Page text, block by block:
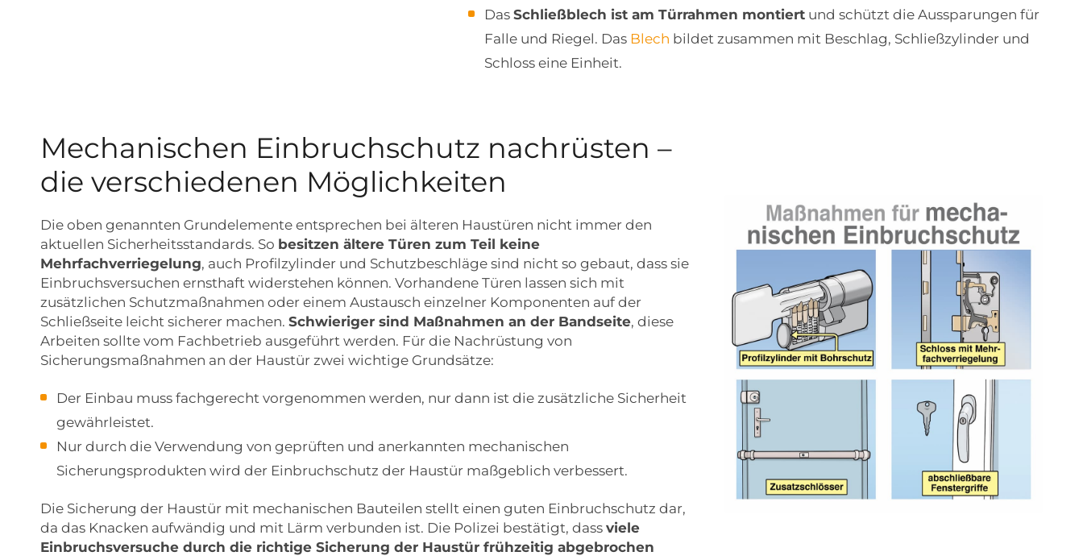
Das Schließblech ist am Türrahmen montiertund schützt die Aussparungen für
Falle und Riegel. Das Blech bildet zusammen mit Beschlag, Schließzylinder und
Schloss eine Einheit.
Mechanischen Einbruchschutz nachrüsten –
die verschiedenen Möglichkeiten
Die oben genannten Grundelemente entsprechen bei älteren Haustüren nicht immer den
aktuellen Sicherheitsstandards. So besitzen ältere Türen zum Teil keine
Mehrfachverriegelung, auch Profilzylinder und Schutzbeschläge sind nicht so gebaut, dass sie
Einbruchsversuchen ernsthaft widerstehen können. Vorhandene Türen lassen sich mit
zusätzlichen Schutzmaßnahmen oder einem Austausch einzelner Komponenten auf der
Schließseite leicht sicherer machen. Schwieriger sind Maßnahmen an der Bandseite, diese
Arbeiten sollte vom Fachbetrieb ausgeführt werden. Für die Nachrüstung von
Sicherungsmaßnahmen an der Haustür zwei wichtige Grundsätze:
Der Einbau muss fachgerecht vorgenommen werden, nur dann ist die zusätzliche Sicherheit
gewährleistet.
Nur durch die Verwendung von geprüften und anerkannten mechanischen
Sicherungsprodukten wird der Einbruchschutz der Haustür maßgeblich verbessert.
Die Sicherung der Haustür mit mechanischen Bauteilen stellt einen guten Einbruchschutz dar,
da das Knacken aufwändig und mit Lärm verbunden ist. Die Polizei bestätigt, dass viele
Einbruchsversuche durch die richtige Sicherung der Haustür frühzeitig abgebrochen